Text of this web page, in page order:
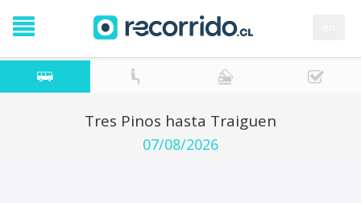
Tres Pinos hasta Traiguen
07/08/2026